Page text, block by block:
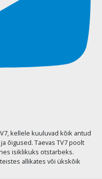
kellele kuuluvad kõik antud
õigused. Taevas TV7 poolt
isiklikuks otstarbeks.
allikates või ükskõik